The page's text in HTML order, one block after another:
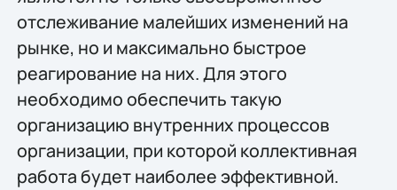
отслеживание малейших изменений на
рынке, но и максимально быстрое
реагирование на них. Для этого
необходимо обеспечить такую
организацию внутренних процессов
организации, при которой коллективная
работа будет наиболее эффективной.